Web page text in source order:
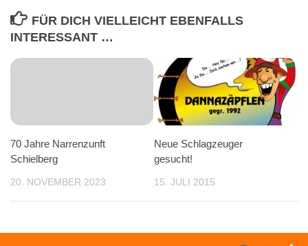
FÜR DICH VIELLEICHT EBENFALLS
INTERESSANT …
70 Jahre Narrenzunft
Schielberg
20. NOVEMBER 2023
Neue Schlagzeuger
gesucht!
15. JULI 2015